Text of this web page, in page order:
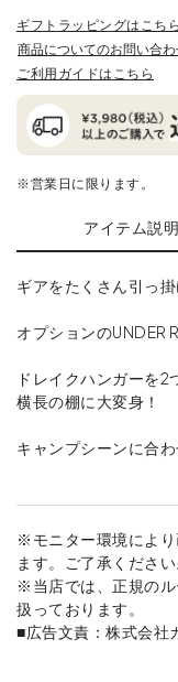
ギフトラッピングはこちら
商品についてのお問い合
ご利用ガイドはこちら
※営業日に限ります。
アイテム説明
ギアをたくさん引っ
オプションのUNDER
ドレイクハンガーを2
横長の棚に大変身！
キャンプシーンに合
※モニター環境によ
ます。ご了承ください
※当店では、正規の
扱っております。
■広告文責：株式会社